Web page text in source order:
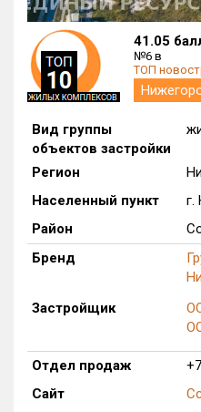
Вид объекта
×ДАП ×
Кол-во комнат
Только новые
от
с
Рейтинг ЕРЗ
Найдено:
Жилых комплексов
41.05
№6 в
ТОП
Вид группы
объектов застройки
Регион
Населенный пункт
г.
Район
Бренд
Застройщик
Отдел продаж
Сайт